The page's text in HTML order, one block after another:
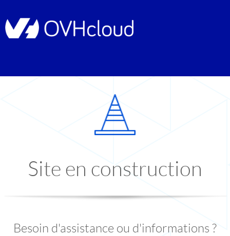
Site en construction
Besoin d'assistance ou d'informations ?